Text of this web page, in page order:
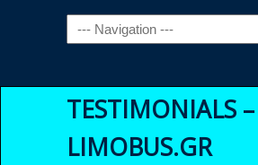
Navigation
TESTIMONIALS –
LIMOBUS.GR